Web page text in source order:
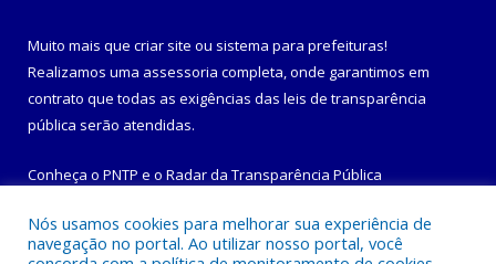
Muito mais que criar site ou sistema para prefeituras!
Realizamos uma assessoria completa, onde garantimos em
contrato que todas as exigências das leis de transparência
pública serão atendidas.
Conheça o PNTP e o Radar da Transparência Pública
Nós usamos cookies para melhorar sua experiência de
navegação no portal. Ao utilizar nosso portal, você